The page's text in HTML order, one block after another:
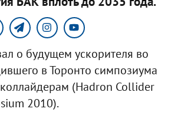
о будущем ускорителя во
в Торонто симпозиума
(Hadron Collider
2010).